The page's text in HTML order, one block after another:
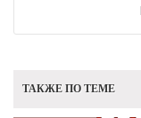
ТАКЖЕ ПО ТЕМЕ